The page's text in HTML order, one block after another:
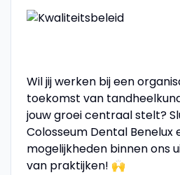
Wil jij werken bij een
toekomst van
jouw groei centraal stelt?
Colosseum Dental Benelux
mogelijkheden binnen ons
van praktijken! 🙌